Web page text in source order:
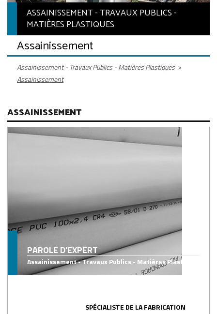
ASSAINISSEMENT - TRAVAUX PUBLICS -
MATIÈRES PLASTIQUES
Assainissement
Assainissement - Travaux Publics - Matières Plastiques >
Assainissement
ASSAINISSEMENT
PAROLE D'EXPERT
Assainissement - Travaux Publics - Matières Plastiques
SPÉCIALISTE DE LA FABRICATION